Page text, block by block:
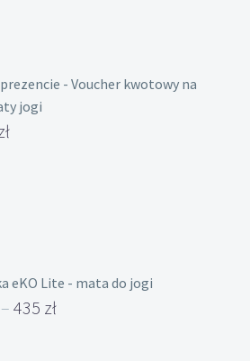
- Voucher kwotowy na
jogi
eKO Lite - mata do jogi
– 435 zł